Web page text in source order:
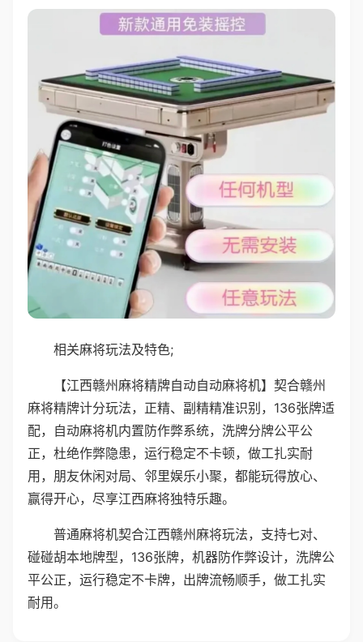
相关麻将玩法及特色;
【江西赣州麻将精牌自动自动麻将机】契合赣州
麻将精牌计分玩法，正精、副精精准识别，136张牌适
配，自动麻将机内置防作弊系统，洗牌分牌公平公
正，杜绝作弊隐患，运行稳定不卡顿，做工扎实耐
用，朋友休闲对局、邻里娱乐小聚，都能玩得放心、
赢得开心，尽享江西麻将独特乐趣。
普通麻将机契合江西赣州麻将玩法，支持七对、
碰碰胡本地牌型，136张牌，机器防作弊设计，洗牌公
平公正，运行稳定不卡牌，出牌流畅顺手，做工扎实
耐用。